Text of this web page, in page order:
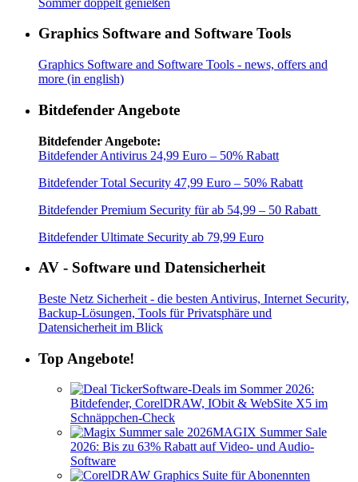
Graphics Software and Software Tools
Graphics Software and Software Tools - news, offers and
more (in english)
Bitdefender Angebote
Bitdefender Angebote:
Bitdefender Antivirus 24,99 Euro – 50% Rabatt
Bitdefender Total Security 47,99 Euro – 50% Rabatt
Bitdefender Premium Security für ab 54,99 – 50 Rabatt
Bitdefender Ultimate Security ab 79,99 Euro
AV - Software und Datensicherheit
Beste Netz Sicherheit - die besten Antivirus, Internet Security,
Backup-Lösungen, Tools für Privatsphäre und
Datensicherheit im Blick
Top Angebote!
Software-Deals im Sommer 2026:
Bitdefender, CorelDRAW, IObit & WebSite X5 im
Schnäppchen-Check
MAGIX Summer Sale
2026: Bis zu 63% Rabatt auf Video- und Audio-
Software